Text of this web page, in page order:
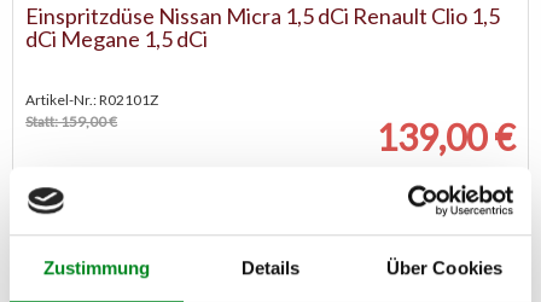
Zustimmung Details Über Cookies
Einspritzdüse Nissan Micra 1,5 dCi Renault Clio 1,5
dCi Megane 1,5 dCi
Artikel-Nr.: R02101Z
Statt: 159,00 €
139,00 €
Austauschteil, Kaution: 60,00 €
Zum Produkt